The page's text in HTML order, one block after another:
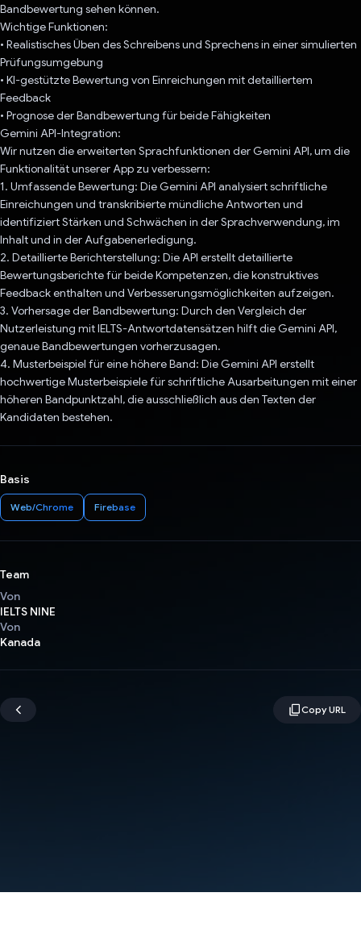
Bandbewertung sehen können.
Wichtige Funktionen:
• Realistisches Üben des Schreibens und Sprechens in einer simulierten
Prüfungsumgebung
• KI-gestützte Bewertung von Einreichungen mit detailliertem
Feedback
• Prognose der Bandbewertung für beide Fähigkeiten
Gemini API-Integration:
Wir nutzen die erweiterten Sprachfunktionen der Gemini API, um die
Funktionalität unserer App zu verbessern:
1. Umfassende Bewertung: Die Gemini API analysiert schriftliche
Einreichungen und transkribierte mündliche Antworten und
identifiziert Stärken und Schwächen in der Sprachverwendung, im
Inhalt und in der Aufgabenerledigung.
2. Detaillierte Berichterstellung: Die API erstellt detaillierte
Bewertungsberichte für beide Kompetenzen, die konstruktives
Feedback enthalten und Verbesserungsmöglichkeiten aufzeigen.
3. Vorhersage der Bandbewertung: Durch den Vergleich der
Nutzerleistung mit IELTS-Antwortdatensätzen hilft die Gemini API,
genaue Bandbewertungen vorherzusagen.
4. Musterbeispiel für eine höhere Band: Die Gemini API erstellt
hochwertige Musterbeispiele für schriftliche Ausarbeitungen mit einer
höheren Bandpunktzahl, die ausschließlich aus den Texten der
Kandidaten bestehen.
Basis
Web/Chrome Firebase
Team
Von
IELTS NINE
Von
Kanada